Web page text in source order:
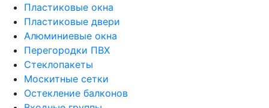
Пластиковые окна
Пластиковые двери
Алюминиевые окна
Перегородки ПВХ
Стеклопакеты
Москитные сетки
Остекление балконов